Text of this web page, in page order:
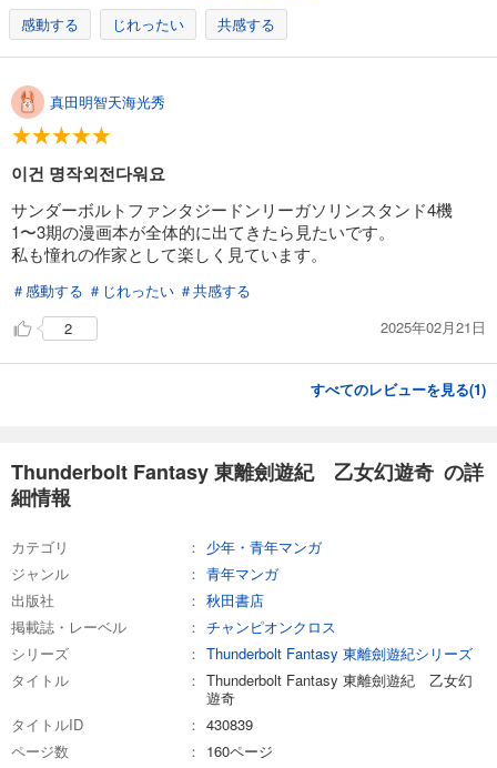
感動する じれったい 共感する
真田明智天海光秀
이건 명작외전다워요
サンダーボルトファンタジードンリーガソリンスタンド4機
1〜3期の漫画本が全体的に出てきたら見たいです。
私も憧れの作家として楽しく見ています。
＃感動する ＃じれったい ＃共感する
2
2025年02月21日
すべてのレビューを見る(1)
Thunderbolt Fantasy 東離劍遊紀 乙女幻遊奇 の詳
細情報
カテゴリ
少年・青年マンガ
ジャンル
青年マンガ
出版社
秋田書店
掲載誌・レーベル
チャンピオンクロス
シリーズ
Thunderbolt Fantasy 東離劍遊紀シリーズ
タイトル
Thunderbolt Fantasy 東離劍遊紀 乙女幻
遊奇
タイトルID
430839
ページ数
160ページ